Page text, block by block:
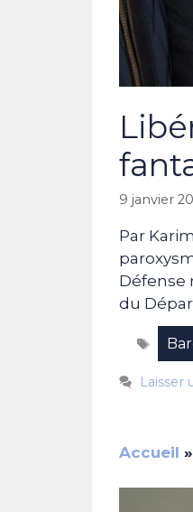
9 janvier
Par
Défense
du
Accueil »